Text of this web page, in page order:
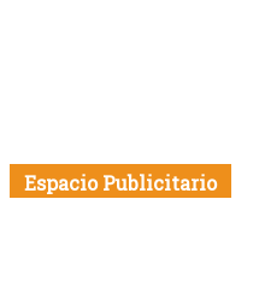
Espacio Publicitario